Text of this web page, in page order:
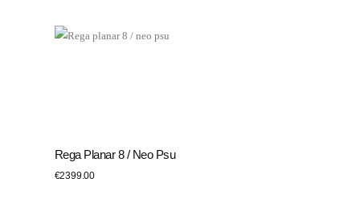
PIEVIENOT GROZAM
Rega Planar 8 / Neo Psu
€2399.00